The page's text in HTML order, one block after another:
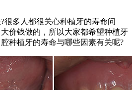
多人都很关心种植牙的寿命问
价钱做的，所以大家都希望种植牙
种植牙的寿命与哪些因素有关呢?